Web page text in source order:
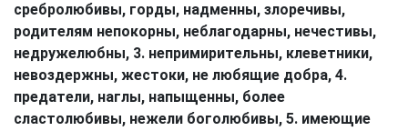
сребролюбивы, горды, надменны, злоречивы,
родителям непокорны, неблагодарны, нечестивы,
недружелюбны, 3. непримирительны, клеветники,
невоздержны, жестоки, не любящие добра, 4.
предатели, наглы, напыщенны, более
сластолюбивы, нежели боголюбивы, 5. имеющие